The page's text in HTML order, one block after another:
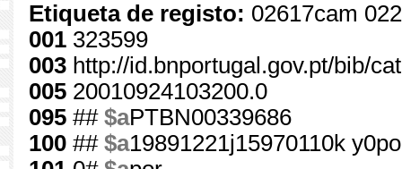
Etiqueta de registo: 02617cam
001 323599
003 http://id.bnportugal.gov.pt/bib/
005 20010924103200.0
095 ## $aPTBN00339686
100 ## $a19891221j15970110k